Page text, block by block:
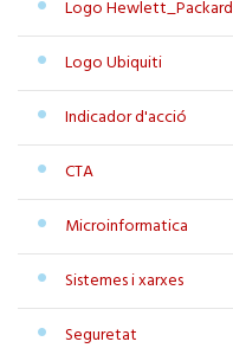
Logo Hewlett_Packard
Logo Ubiquiti
Indicador d'acció
CTA
Microinformatica
Sistemes i xarxes
Seguretat